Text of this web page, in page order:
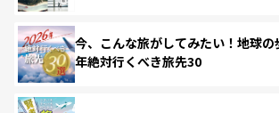
今、こんな旅がしてみたい！地球
年絶対行くべき旅先30